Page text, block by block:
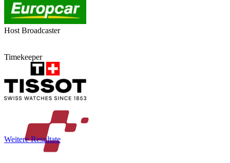
Weitere Resultate
Host Broadcaster
Timekeeper